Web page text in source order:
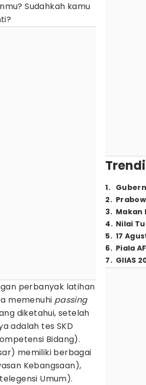
Sudahkah kamu
perbanyak latihan
memenuhi passing
diketahui, setelah
adalah tes SKD
Bidang).
memiliki berbagai
Kebangsaan),
Umum).
1.
2.
3. Makan
4. Nilai
5. 17
6. Piala
7. GIIAS